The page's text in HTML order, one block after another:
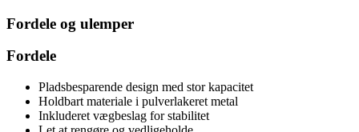
Fordele og ulemper
Fordele
Pladsbesparende design med stor kapacitet
Holdbart materiale i pulverlakeret metal
Inkluderet vægbeslag for stabilitet